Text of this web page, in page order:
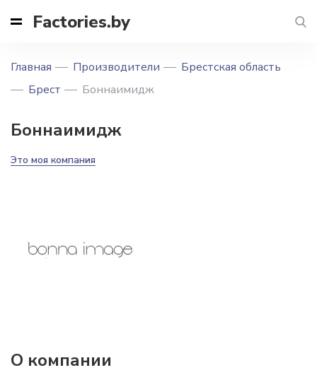
Factories.by
Главная Производители
Брестская область
Брест
Боннаимидж
Боннаимидж
Это моя компания
О компании